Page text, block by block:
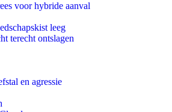
voor hybride aanval
leeg
terecht ontslagen
en agressie